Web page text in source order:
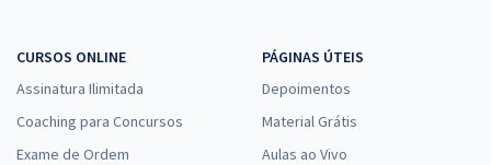
CURSOS ONLINE
Assinatura Ilimitada
Coaching para Concursos
Exame de Ordem
PÁGINAS ÚTEIS
Depoimentos
Material Grátis
Aulas ao Vivo